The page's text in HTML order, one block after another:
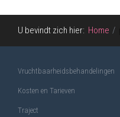
U bevindt zich hier: Home
Vruchtbaarheidsbehandelingen
Kosten en Tarieven
Traject